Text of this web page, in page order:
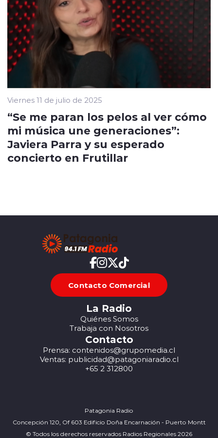
Viernes 11 de julio de 2025
“Se me paran los pelos al ver cómo
mi música une generaciones”:
Javiera Parra y su esperado
concierto en Frutillar
Contacto Comercial
La Radio
Quiénes Somos
Trabaja con Nosotros
Contacto
Prensa: contenidos@grupomedia.cl
Ventas: publicidad@patagoniaradio.cl
+65 2 312800
Patagonia Radio
Concepción 120, Of 603 Edificio Doña Encarnación - Puerto Montt
© Todos los derechos reservados Radios Regionales 2026